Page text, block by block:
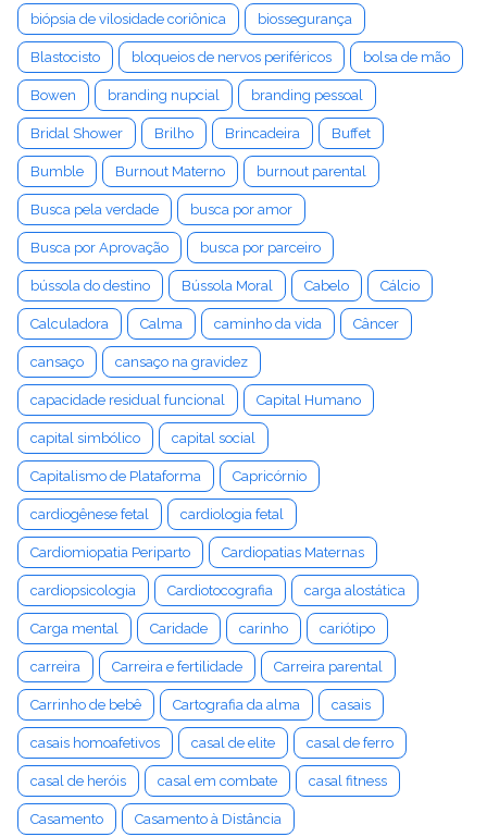
biópsia de vilosidade coriônica biossegurança
Blastocisto bloqueios de nervos periféricos bolsa de mão
Bowen branding nupcial branding pessoal
Bridal Shower Brilho Brincadeira Buffet
Bumble Burnout Materno burnout parental
Busca pela verdade busca por amor
Busca por Aprovação busca por parceiro
bússola do destino Bússola Moral Cabelo Cálcio
Calculadora Calma caminho da vida Câncer
cansaço cansaço na gravidez
capacidade residual funcional Capital Humano
capital simbólico capital social
Capitalismo de Plataforma Capricórnio
cardiogênese fetal cardiologia fetal
Cardiomiopatia Periparto Cardiopatias Maternas
cardiopsicologia Cardiotocografia carga alostática
Carga mental Caridade carinho cariótipo
carreira Carreira e fertilidade Carreira parental
Carrinho de bebê Cartografia da alma casais
casais homoafetivos casal de elite casal de ferro
casal de heróis casal em combate casal fitness
Casamento Casamento à Distância